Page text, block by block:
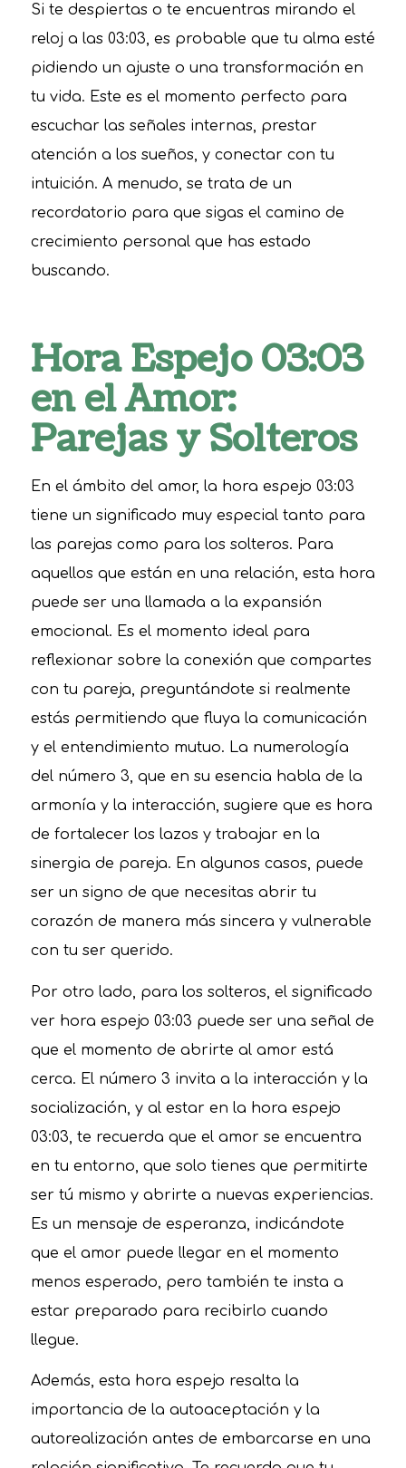
Si te despiertas o te encuentras mirando el
reloj a las 03:03, es probable que tu alma esté
pidiendo un ajuste o una transformación en
tu vida. Este es el momento perfecto para
escuchar las señales internas, prestar
atención a los sueños, y conectar con tu
intuición. A menudo, se trata de un
recordatorio para que sigas el camino de
crecimiento personal que has estado
buscando.
Hora Espejo 03:03
en el Amor:
Parejas y Solteros
En el ámbito del amor, la hora espejo 03:03
tiene un significado muy especial tanto para
las parejas como para los solteros. Para
aquellos que están en una relación, esta hora
puede ser una llamada a la expansión
emocional. Es el momento ideal para
reflexionar sobre la conexión que compartes
con tu pareja, preguntándote si realmente
estás permitiendo que fluya la comunicación
y el entendimiento mutuo. La numerología
del número 3, que en su esencia habla de la
armonía y la interacción, sugiere que es hora
de fortalecer los lazos y trabajar en la
sinergia de pareja. En algunos casos, puede
ser un signo de que necesitas abrir tu
corazón de manera más sincera y vulnerable
con tu ser querido.
Por otro lado, para los solteros, el significado
ver hora espejo 03:03 puede ser una señal de
que el momento de abrirte al amor está
cerca. El número 3 invita a la interacción y la
socialización, y al estar en la hora espejo
03:03, te recuerda que el amor se encuentra
en tu entorno, que solo tienes que permitirte
ser tú mismo y abrirte a nuevas experiencias.
Es un mensaje de esperanza, indicándote
que el amor puede llegar en el momento
menos esperado, pero también te insta a
estar preparado para recibirlo cuando
llegue.
Además, esta hora espejo resalta la
importancia de la autoaceptación y la
autorealización antes de embarcarse en una